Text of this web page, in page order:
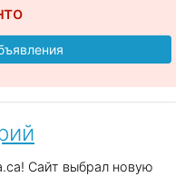
Сайт выбрал новую